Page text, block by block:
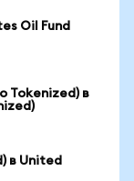
Oil Fund
Tokenized) в
в United